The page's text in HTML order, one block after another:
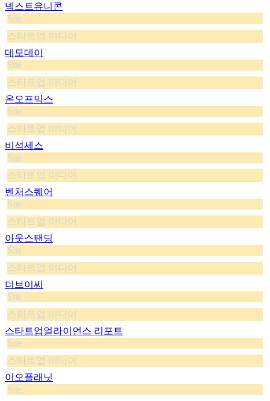
넥스트유니콘
Site
스타트업 미디어
데모데이
Site
스타트업 미디어
온오프믹스
Site
스타트업 미디어
비석세스
Site
스타트업 미디어
벤처스퀘어
Site
스타트업 미디어
아웃스탠딩
Site
스타트업 미디어
더브이씨
Site
스타트업 미디어
스타트업얼라이언스 리포트
Site
스타트업 미디어
이오플래닛
Site